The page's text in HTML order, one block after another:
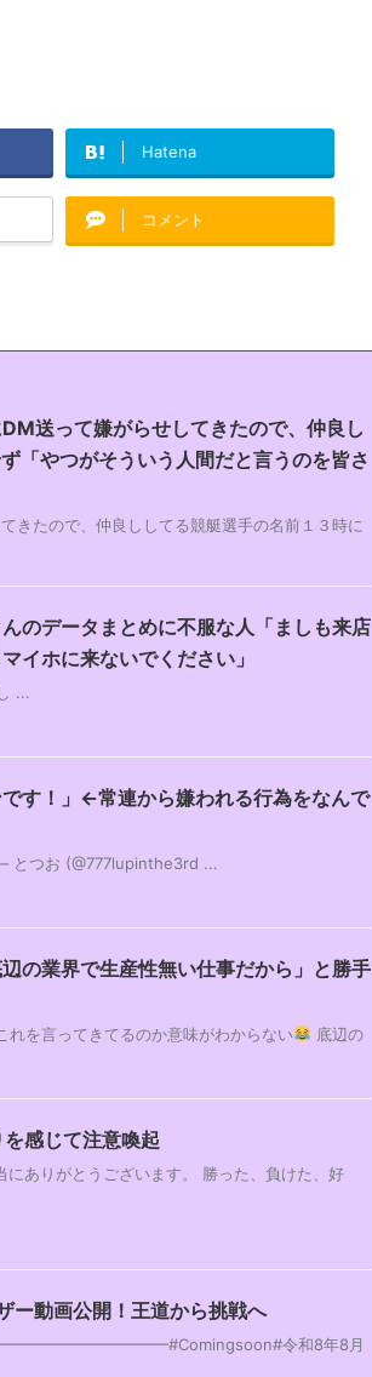
Hatena
コメント
送って嫌がらせしてきたので、仲良し
「やつがそういう人間だと言うのを皆さ
たので、仲良ししてる競艇選手の名前１３時に
のデータまとめに不服な人「ましも来店
イホに来ないでください」
 ...
す！」←常連から嫌われる行為をなんで
とつお (@777lupinthe3rd ...
の業界で生産性無い仕事だから」と勝手
れを言ってきてるのか意味がわからない
底辺の
感じて注意喚起
ありがとうございます。 勝った、負けた、好
ー動画公開！王道から挑戦へ
令和8年8月